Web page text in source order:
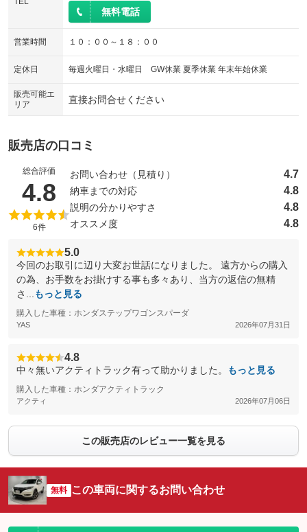
無料電話
営業時間 １０：００～１８：００
定休日 毎週火曜日・水曜日 GW休業 夏季休業 年末年始休業
販売可能エ
リア
直接お問合せください
販売店の口コミ
総合評価
4.8 （5点満点中）
6件
お問い合わせ（見積り） 4.7
納車までの対応 4.8
説明の分かりやすさ 4.8
オススメ度 4.8
5.0
今回のお取引に辺り大変お世話になりました。 遠方からの購入
の為、お手数をお掛けする事も多々あり、当方の返信の無精
さ...
もっと見る
購入した車種：ホンダステップワゴンスパーダ
YAS 2026年07月31日
4.8
中々無いアクティトラック有って助かりました。 もっと見る
購入した車種：ホンダアクティトラック
アクティ 2026年07月06日
この販売店のレビュー一覧を見る
無料 この車両に関するお問い合わせ